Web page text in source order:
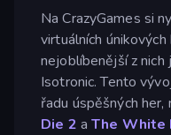
Na CrazyGames si
virtuálních
nejoblíbenější z nich
Isotronic. Tento
řadu úspěšných
Die 2 aThe White